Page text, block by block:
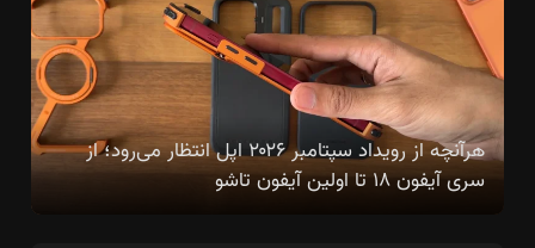
هرآنچه از رویداد سپتامبر ۲۰۲۶ اپل انتظار می‌رود؛ از
سری آیفون ۱۸ تا اولین آیفون تاشو